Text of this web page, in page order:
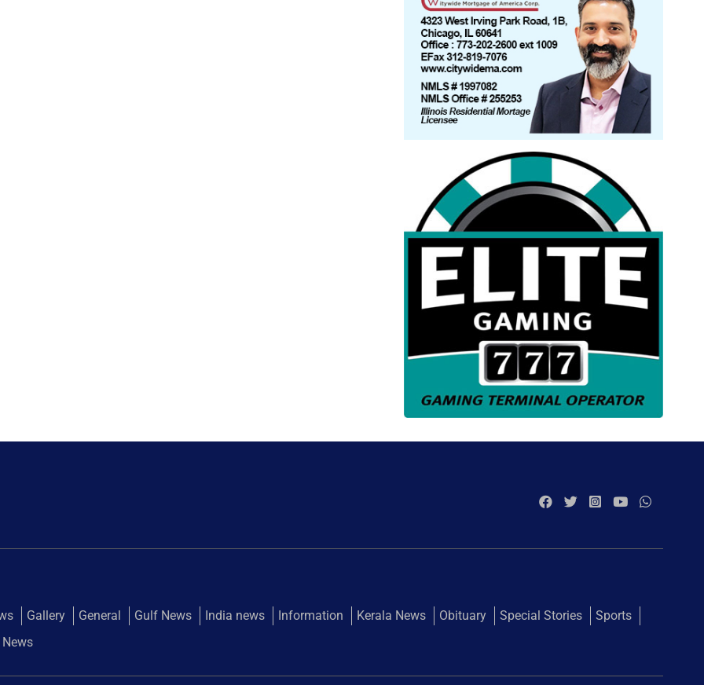
Gallery General Gulf News India news Information Kerala News Obituary Special Stories
Sports